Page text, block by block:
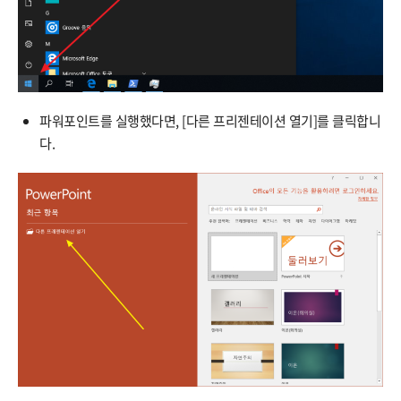
파워포인트를 실행했다면, [다른 프리젠테이션 열기]를 클릭합니
다.